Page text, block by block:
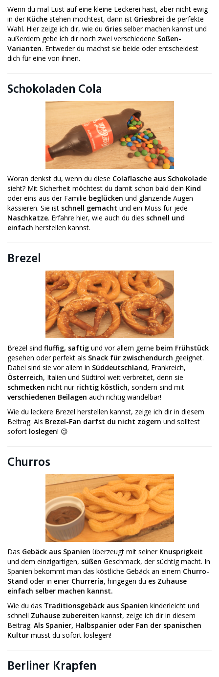
Wenn du mal Lust auf eine kleine Leckerei hast, aber nicht ewig
in der Küche stehen möchtest, dann ist Griesbrei die perfekte
Wahl. Hier zeige ich dir, wie du Gries selber machen kannst und
außerdem gebe ich dir noch zwei verschiedene Soßen-
Varianten. Entweder du machst sie beide oder entscheidest
dich für eine von ihnen.
Schokoladen Cola
Woran denkst du, wenn du diese Colaflasche aus Schokolade
sieht? Mit Sicherheit möchtest du damit schon bald dein Kind
oder eins aus der Familie beglücken und glänzende Augen
kassieren. Sie ist schnell gemacht und ein Muss für jede
Naschkatze. Erfahre hier, wie auch du dies schnell und
einfach herstellen kannst.
Brezel
Brezel sind fluffig, saftig und vor allem gerne beim Frühstück
gesehen oder perfekt als Snack für zwischendurch geeignet.
Dabei sind sie vor allem in Süddeutschland, Frankreich,
Österreich, Italien und Südtirol weit verbreitet, denn sie
schmecken nicht nur richtig köstlich, sondern sind mit
verschiedenen Beilagen auch richtig wandelbar!
Wie du leckere Brezel herstellen kannst, zeige ich dir in diesem
Beitrag. Als Brezel-Fan darfst du nicht zögern und solltest
sofort loslegen! 😉
Churros
Das Gebäck aus Spanien überzeugt mit seiner Knusprigkeit
und dem einzigartigen, süßen Geschmack, der süchtig macht. In
Spanien bekommt man das köstliche Gebäck an einem Churro-
Stand oder in einer Churrería, hingegen du es Zuhause
einfach selber machen kannst.
Wie du das Traditionsgebäck aus Spanien kinderleicht und
schnell Zuhause zubereiten kannst, zeige ich dir in diesem
Beitrag. Als Spanier, Halbspanier oder Fan der spanischen
Kultur musst du sofort loslegen!
Berliner Krapfen